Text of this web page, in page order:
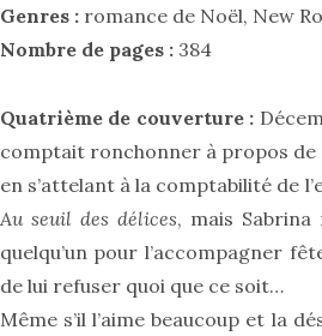
Genres :romance de Noël, New
Nombre de pages :384
Quatrième de couverture :
comptait ronchonner à propos de
en s’attelant à la comptabilité de
Au seuil des délices, mais
quelqu’un pour l’accompagner
de lui refuser quoi que ce soit…
Même s’il l’aime beaucoup et la